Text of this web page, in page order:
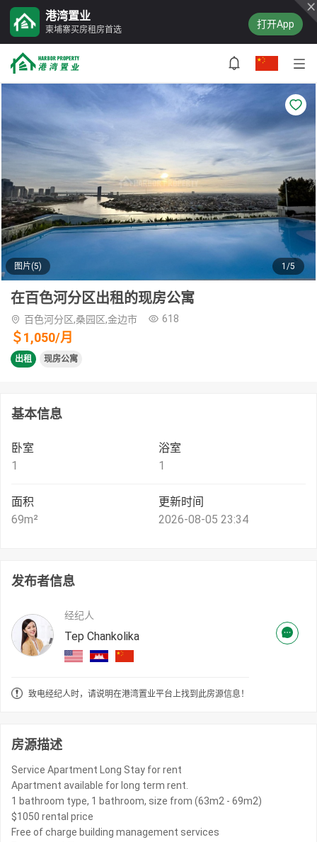
港湾置业
柬埔寨买房租房首选 打开App
图片(5) 1/5
在百色河分区出租的现房公寓
百色河分区,桑园区,金边市 618
＄1,050/月
出租 现房公寓
基本信息
卧室
1
浴室
1
面积
69m²
更新时间
2026-08-05 23:34
发布者信息
经纪人
Tep Chankolika
致电经纪人时，请说明在港湾置业平台上找到此房源信息！
房源描述
Service Apartment Long Stay for rent
Apartment available for long term rent.
1 bathroom type, 1 bathroom, size from (63m2 - 69m2)
$1050 rental price
Free of charge building management services